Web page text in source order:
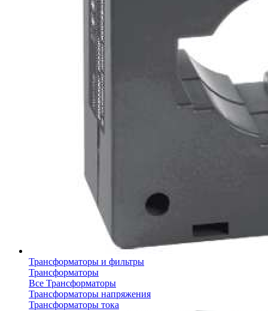
Трансформаторы и фильтры
Трансформаторы
Все Трансформаторы
Трансформаторы напряжения
Трансформаторы тока